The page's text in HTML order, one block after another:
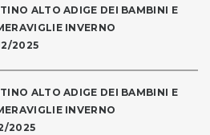
ALTO ADIGE DEI BAMBINI E
INVERNO
2025
ALTO ADIGE DEI BAMBINI E
INVERNO
2025